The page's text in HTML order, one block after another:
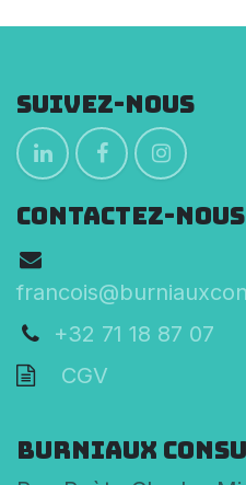
Suivez-nous
CONTACTEZ-NOUS
+32 71 18 87 07
CGV
Burniaux